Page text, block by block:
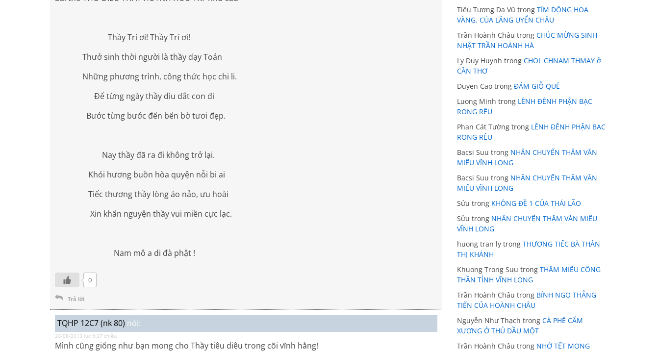
Thầy Trí ơi! Thầy Trí ơi!
Thưở sinh thời người là thầy dạy Toán
Những phương trình, công thức học chi li.
Để từng ngày thầy dìu dắt con đi
Bước từng bước đến bến bờ tươi đẹp.
Nay thầy đã ra đi không trở lại.
Khói hương buồn hòa quyện nỗi bi ai
Tiếc thương thầy lòng áo nảo, ưu hoài
Xin khấn nguyện thầy vui miền cực lạc.
Nam mô a di đà phật !
0
Trả lời
TQHP 12C7 (nk 80) nói:
20/08/2013 lúc 9:37 chiều
Mình cũng giống như bạn mong cho Thầy tiêu diêu trong cõi vĩnh hằng!
Tiêu Tương Dạ Vũ trong TÍM ĐỘNG HOA
VÀNG. CỦA LÃNG UYỂN CHÂU
Trần Hoành Châu trong CHÚC MỪNG SINH
NHẬT TRẦN HOÀNH HÀ
Ly Duy Huynh trong CHOL CHNAM THMAY ở
CẦN THƠ
Duyen Cao trong ĐÁM GIỖ QUÊ
Luong Minh trong LÊNH ĐÊNH PHẬN BẠC
RONG RÊU
Phan Cát Tường trong LÊNH ĐÊNH PHẬN BẠC
RONG RÊU
Bacsi Suu trong NHÂN CHUYẾN THĂM VĂN
MIẾU VĨNH LONG
Bacsi Suu trong NHÂN CHUYẾN THĂM VĂN
MIẾU VĨNH LONG
Sửu trong KHÔNG ĐỀ 1 CỦA THÁI LÃO
Sửu trong NHÂN CHUYẾN THĂM VĂN MIẾU
VĨNH LONG
huong tran ly trong THƯƠNG TIẾC BÀ THÂN
THỊ KHÁNH
Khuong Trong Suu trong THĂM MIẾU CÔNG
THẦN TỈNH VĨNH LONG
Trần Hoành Châu trong BÍNH NGỌ THẲNG
TIẾN CỦA HOÀNH CHÂU
Nguyễn Như Thạch trong CÀ PHÊ CẨM
XƯƠNG Ở THỦ DẦU MỘT
Trần Hoành Châu trong NHỚ TẾT MONG